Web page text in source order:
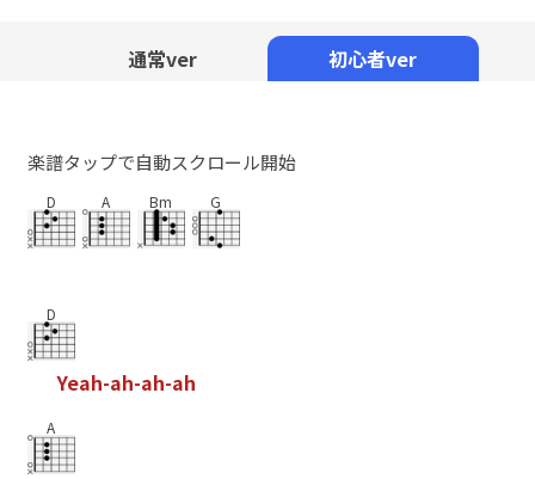
通常ver 初心者ver
楽譜タップで自動スクロール開始
D A Bm G
D
Yeah-ah-ah-ah
A